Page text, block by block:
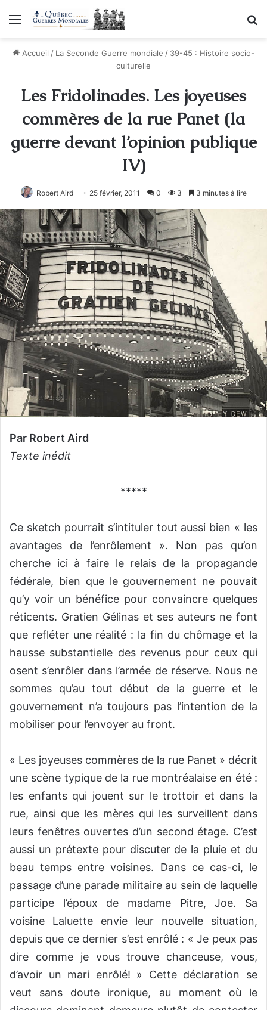
Menu
Accueil / La Seconde Guerre mondiale / 39-45 : Histoire socio-
culturelle
Les Fridolinades. Les joyeuses
commères de la rue Panet (la
guerre devant l’opinion publique
IV)
Robert Aird 25 février, 2011 0 3 3 minutes à lire
Par Robert Aird
Texte inédit
*****
Ce sketch pourrait s’intituler tout aussi bien « les
avantages de l’enrôlement ». Non pas qu’on
cherche ici à faire le relais de la propagande
fédérale, bien que le gouvernement ne pouvait
qu’y voir un bénéfice pour convaincre quelques
réticents. Gratien Gélinas et ses auteurs ne font
que refléter une réalité : la fin du chômage et la
hausse substantielle des revenus pour ceux qui
osent s’enrôler dans l’armée de réserve. Nous ne
sommes qu’au tout début de la guerre et le
gouvernement n’a toujours pas l’intention de la
mobiliser pour l’envoyer au front.
« Les joyeuses commères de la rue Panet » décrit
une scène typique de la rue montréalaise en été :
les enfants qui jouent sur le trottoir et dans la
rue, ainsi que les mères qui les surveillent dans
leurs fenêtres ouvertes d’un second étage. C’est
aussi un prétexte pour discuter de la pluie et du
beau temps entre voisines. Dans ce cas-ci, le
passage d’une parade militaire au sein de laquelle
participe l’époux de madame Pitre, Joe. Sa
voisine Laluette envie leur nouvelle situation,
depuis que ce dernier s’est enrôlé : « Je peux pas
dire comme je vous trouve chanceuse, vous,
d’avoir un mari enrôlé! » Cette déclaration se
veut sans doute ironique, au moment où le